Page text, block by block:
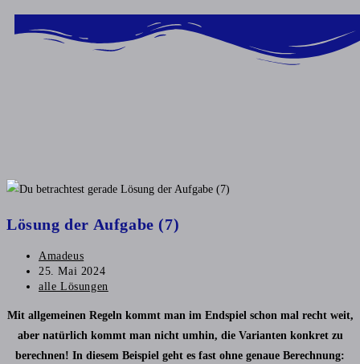
springen
Lösung der Aufgabe (7)
Amadeus
25. Mai 2024
alle Lösungen
Mit allgemeinen Regeln kommt man im Endspiel schon mal recht weit,
aber natürlich kommt man nicht umhin, die Varianten konkret zu
berechnen! In diesem Beispiel geht es fast ohne genaue Berechnung: